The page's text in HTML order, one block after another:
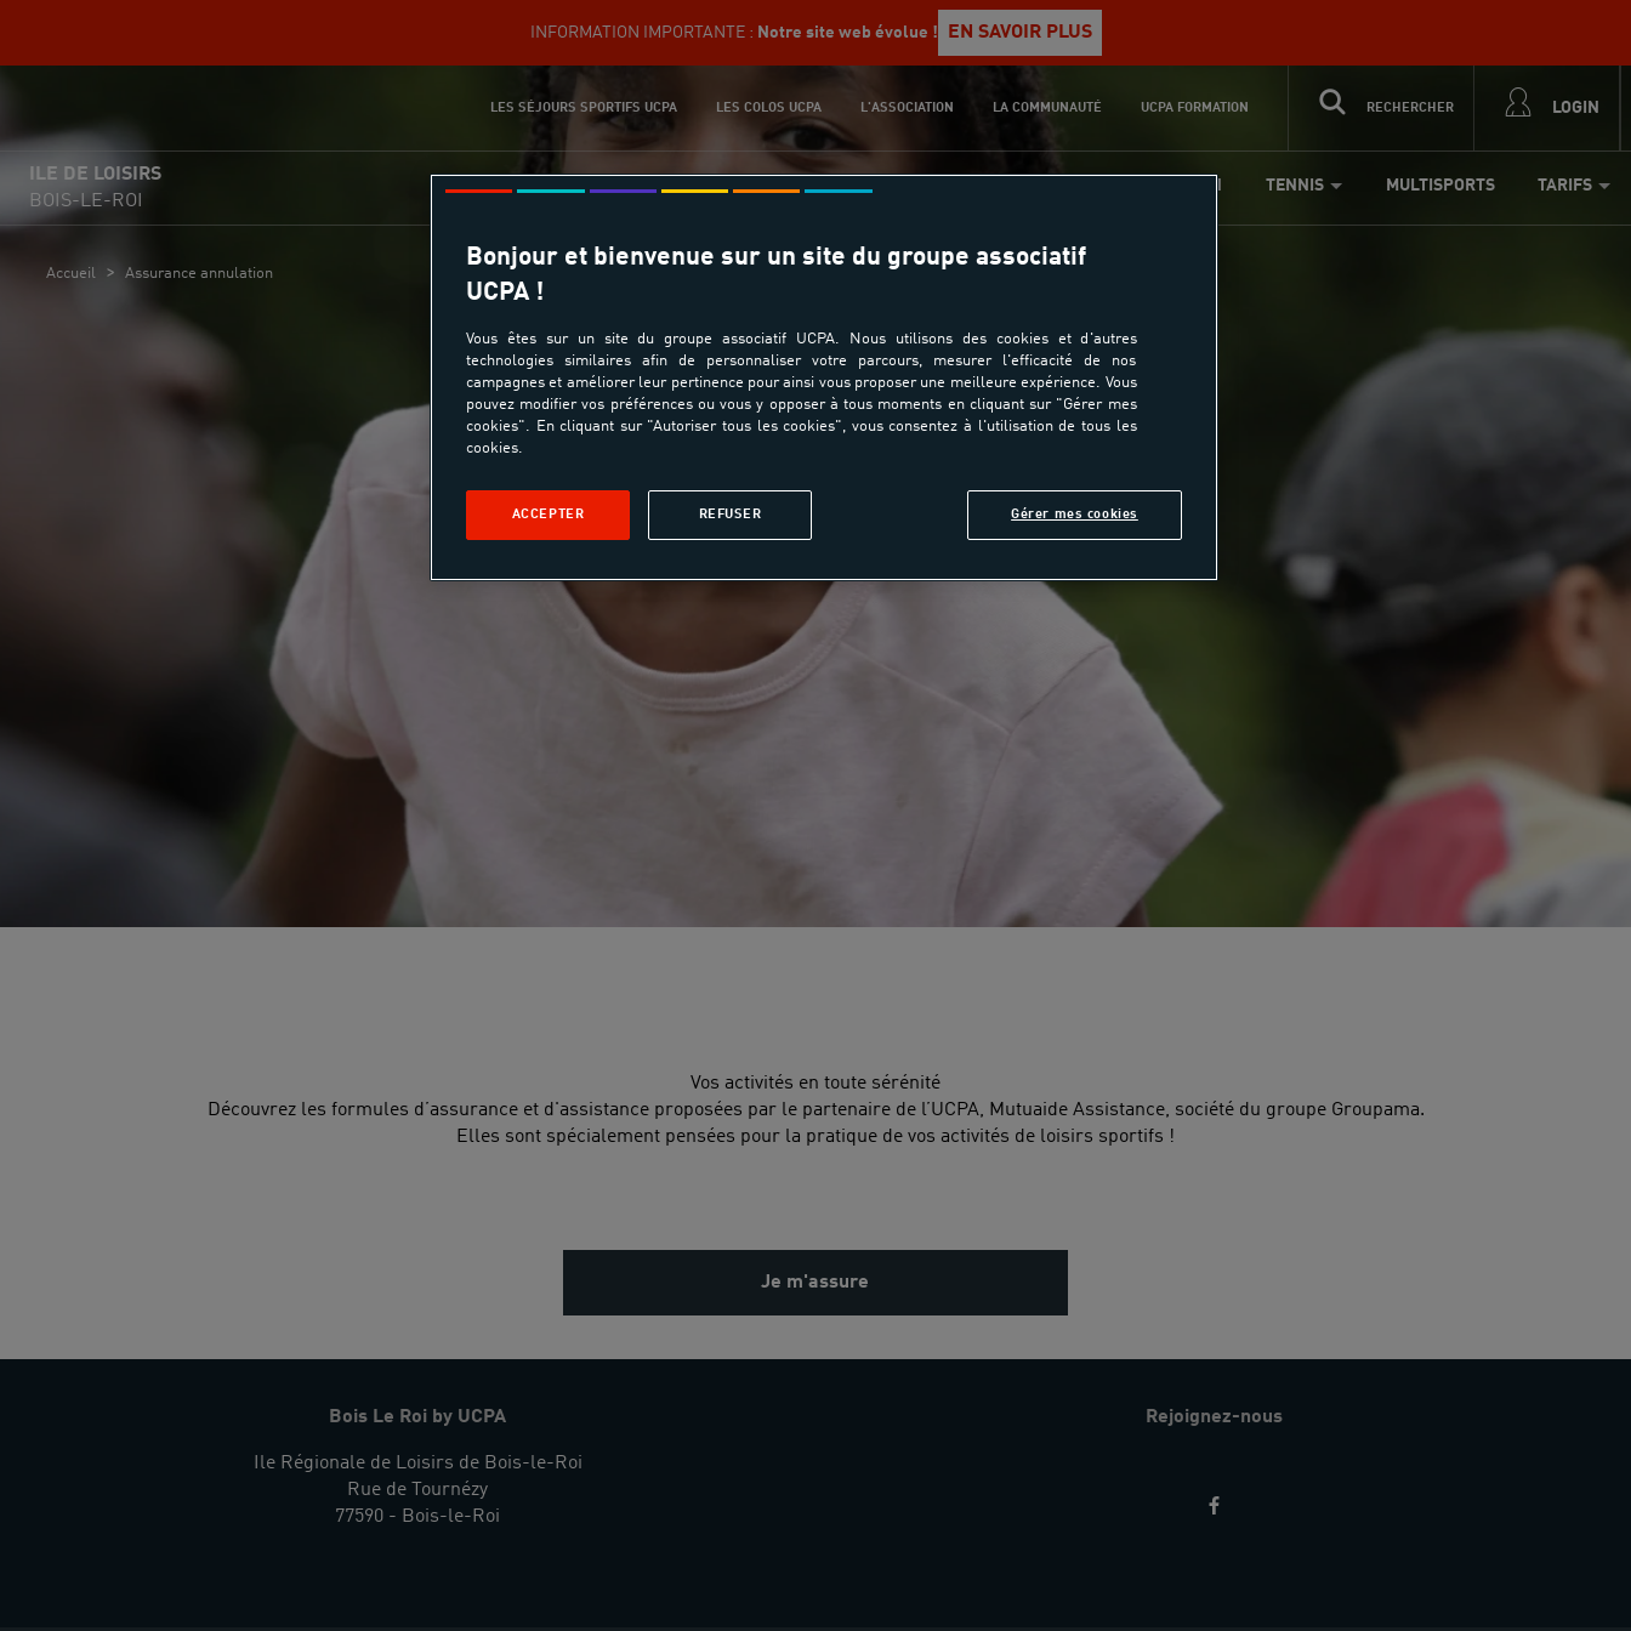
INFORMATION IMPORTANTE : Notre site web évolue ! EN SAVOIR PLUS
LES SÉJOURS SPORTIFS UCPA LES COLOS UCPA L'ASSOCIATION LA COMMUNAUTÉ UCPA FORMATION RECHERCHER LOGIN
ILE DE LOISIRS
BOIS-LE-ROI
TENNIS MULTISPORTS TARIFS
Accueil > Assurance annulation
Assurance Annulation
Vos activités en toute sérénité
Découvrez les formules d’assurance et d'assistance proposées par le partenaire de l’UCPA, Mutuaide Assistance, société du groupe Groupama.
Elles sont spécialement pensées pour la pratique de vos activités de loisirs sportifs !
Je m'assure
Bois Le Roi by UCPA
Ile Régionale de Loisirs de Bois-le-Roi
Rue de Tournézy
77590 - Bois-le-Roi
Rejoignez-nous
Bonjour et bienvenue sur un site du groupe associatif
UCPA !
Vous êtes sur un site du groupe associatif UCPA. Nous utilisons des cookies et d'autres
technologies similaires afin de personnaliser votre parcours, mesurer l'efficacité de nos
campagnes et améliorer leur pertinence pour ainsi vous proposer une meilleure expérience. Vous
pouvez modifier vos préférences ou vous y opposer à tous moments en cliquant sur "Gérer mes
cookies". En cliquant sur "Autoriser tous les cookies", vous consentez à l'utilisation de tous les
cookies.
REFUSER
ACCEPTER Gérer mes cookies